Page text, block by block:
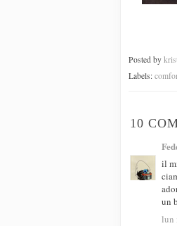
Posted by
Labels:
10
il
un
lun